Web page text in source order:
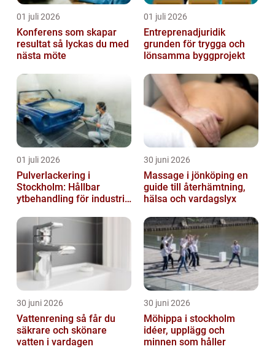
01 juli 2026
Konferens som skapar
resultat så lyckas du med
nästa möte
01 juli 2026
Entreprenadjuridik
grunden för trygga och
lönsamma byggprojekt
01 juli 2026
Pulverlackering i
Stockholm: Hållbar
ytbehandling för industri
30 juni 2026
Massage i jönköping en
guide till återhämtning,
hälsa och vardagslyx
30 juni 2026
Vattenrening så får du
säkrare och skönare
vatten i vardagen
30 juni 2026
Möhippa i stockholm
idéer, upplägg och
minnen som håller